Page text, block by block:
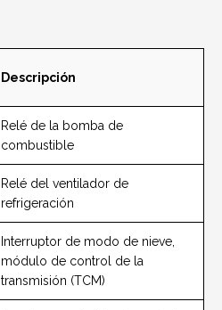
Descripción
Relé de la bomba de
combustible
Relé del ventilador de
refrigeración
Interruptor de modo de nieve,
módulo de control de la
transmisión (TCM)